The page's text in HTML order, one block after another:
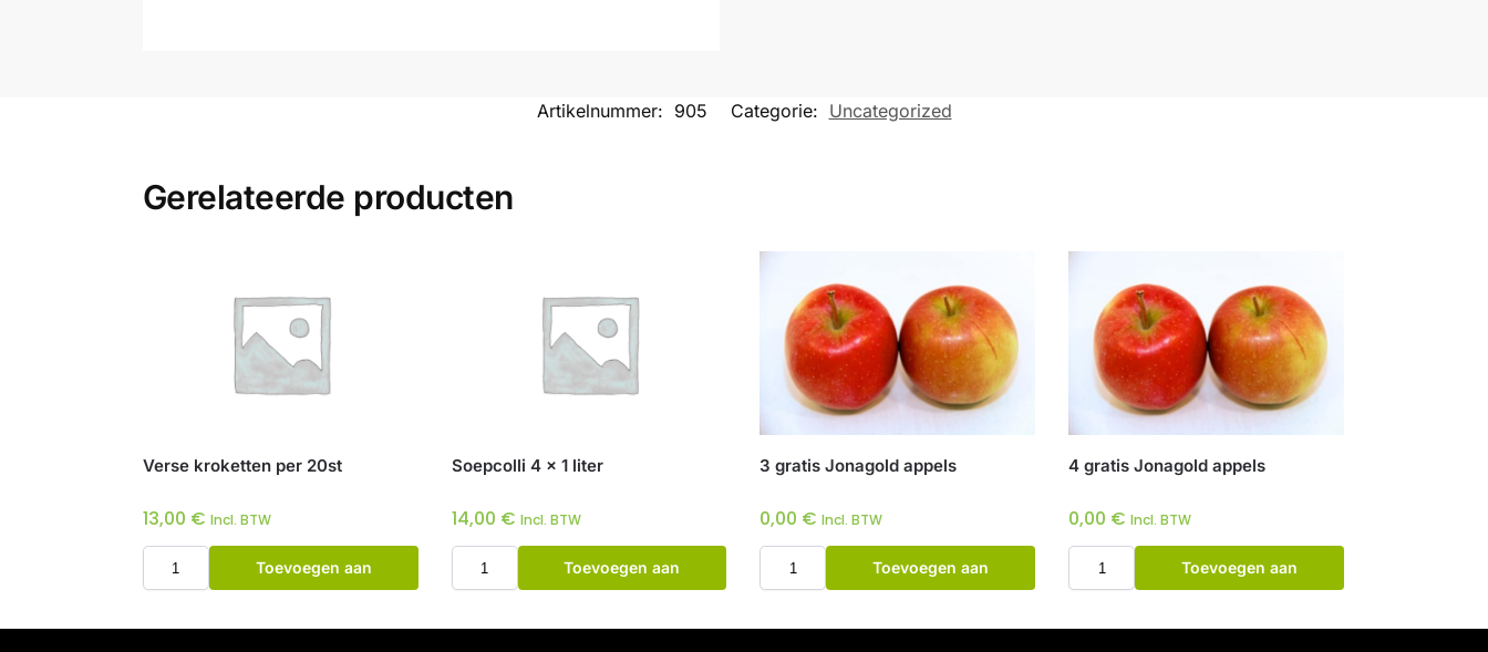
Artikelnummer: 905 Categorie: Uncategorized
Gerelateerde producten
Verse kroketten per 20st
13,00 € Incl. BTW
Toevoegen aan
Soepcolli 4 x 1 liter
14,00 € Incl. BTW
Toevoegen aan
3 gratis Jonagold appels
0,00 € Incl. BTW
Toevoegen aan
4 gratis Jonagold appels
0,00 € Incl. BTW
Toevoegen aan